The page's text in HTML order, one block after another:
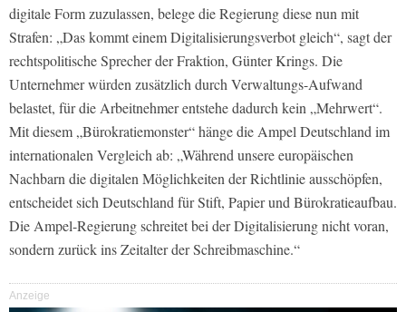
digitale Form zuzulassen, belege die Regierung diese nun mit
Strafen: „Das kommt einem Digitalisierungsverbot gleich“, sagt der
rechtspolitische Sprecher der Fraktion, Günter Krings. Die
Unternehmer würden zusätzlich durch Verwaltungs-Aufwand
belastet, für die Arbeitnehmer entstehe dadurch kein „Mehrwert“.
Mit diesem „Bürokratiemonster“ hänge die Ampel Deutschland im
internationalen Vergleich ab: „Während unsere europäischen
Nachbarn die digitalen Möglichkeiten der Richtlinie ausschöpfen,
entscheidet sich Deutschland für Stift, Papier und Bürokratieaufbau.
Die Ampel-Regierung schreitet bei der Digitalisierung nicht voran,
sondern zurück ins Zeitalter der Schreibmaschine.“
Anzeige